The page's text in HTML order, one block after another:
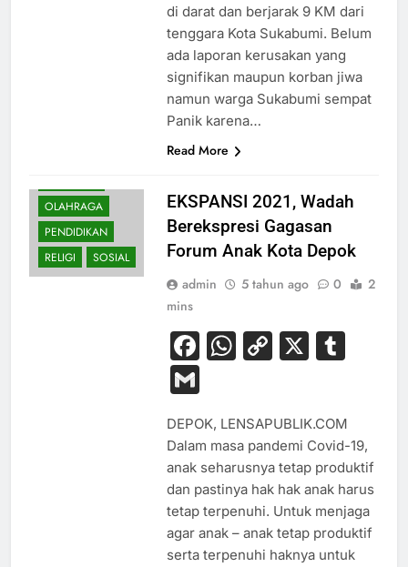
di darat dan berjarak 9 KM dari
tenggara Kota Sukabumi. Belum
ada laporan kerusakan yang
signifikan maupun korban jiwa
namun warga Sukabumi sempat
Panik karena…
Read More
OLAHRAGA
PENDIDIKAN
RELIGI
SOSIAL
EKSPANSI 2021, Wadah
Berekspresi Gagasan
Forum Anak Kota Depok
admin 5 tahun ago 0
2
mins
Facebook
WhatsApp
Copy
X
Gmail
DEPOK, LENSAPUBLIK.COM
Dalam masa pandemi Covid-19,
anak seharusnya tetap produktif
dan pastinya hak hak anak harus
tetap terpenuhi. Untuk menjaga
agar anak – anak tetap produktif
serta terpenuhi haknya untuk